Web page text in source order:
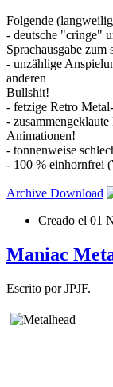
Folgende
- deutsche "cringe"
Sprachausgabe zum
- unzählige
anderen
Bullshit!
- fetzige Retro
-
Animationen!
- tonnenweise
- 100 % einhornfrei
Archive Download
Creado el 01
Maniac
Escrito por JPJF.